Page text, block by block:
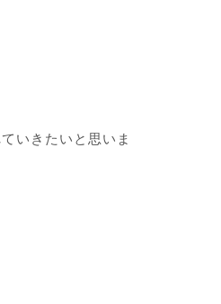
いきたいと思いま